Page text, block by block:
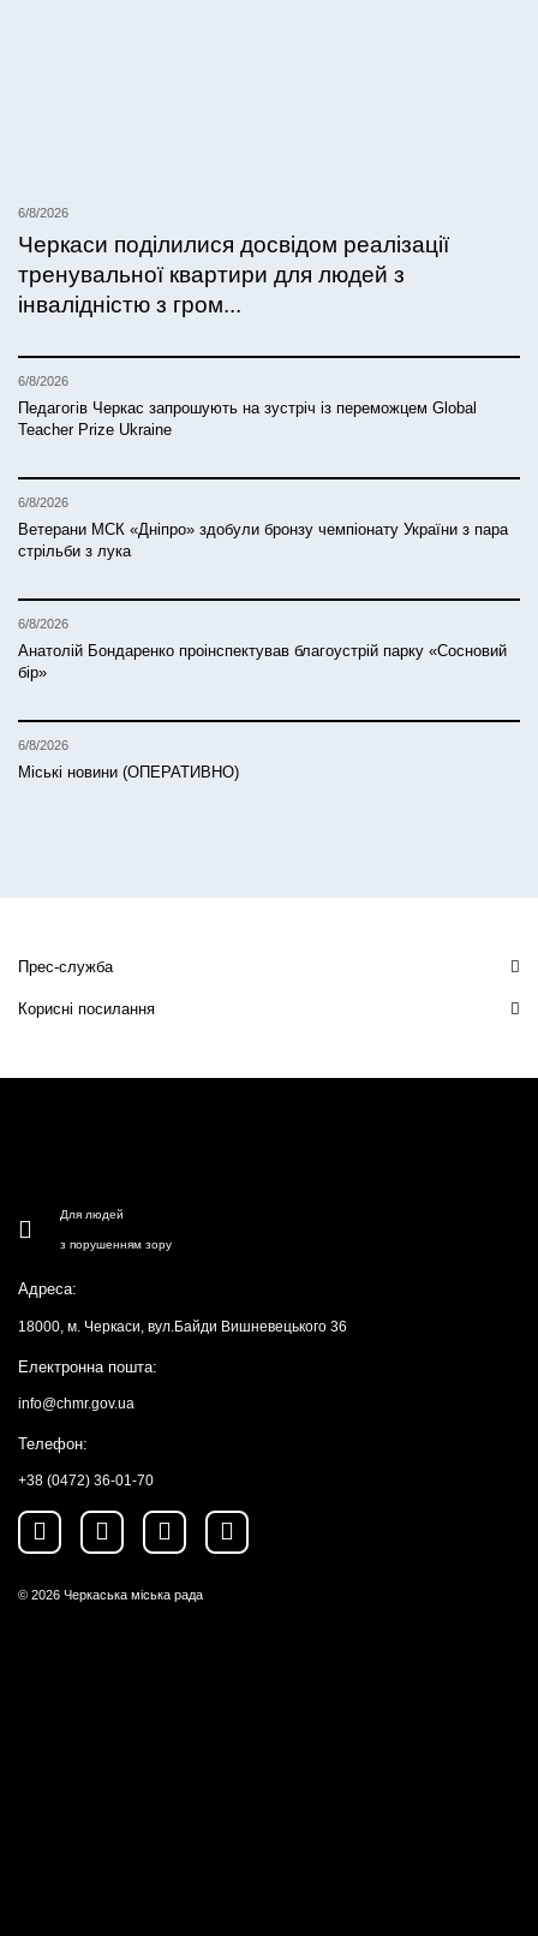
6/8/2026
Черкаси поділилися досвідом реалізації
тренувальної квартири для людей з
інвалідністю з гром...
6/8/2026
Педагогів Черкас запрошують на зустріч із переможцем Global
Teacher Prize Ukraine
6/8/2026
Ветерани МСК «Дніпро» здобули бронзу чемпіонату України з пара
стрільби з лука
6/8/2026
Анатолій Бондаренко проінспектував благоустрій парку «Сосновий
бір»
6/8/2026
Міські новини (ОПЕРАТИВНО)
Прес-служба
Корисні посилання
Для людей
з порушенням зору
Адреса:
18000, м. Черкаси, вул.Байди Вишневецького 36
Електронна пошта:
info@chmr.gov.ua
Телефон:
+38 (0472) 36-01-70
© 2026 Черкаська міська рада